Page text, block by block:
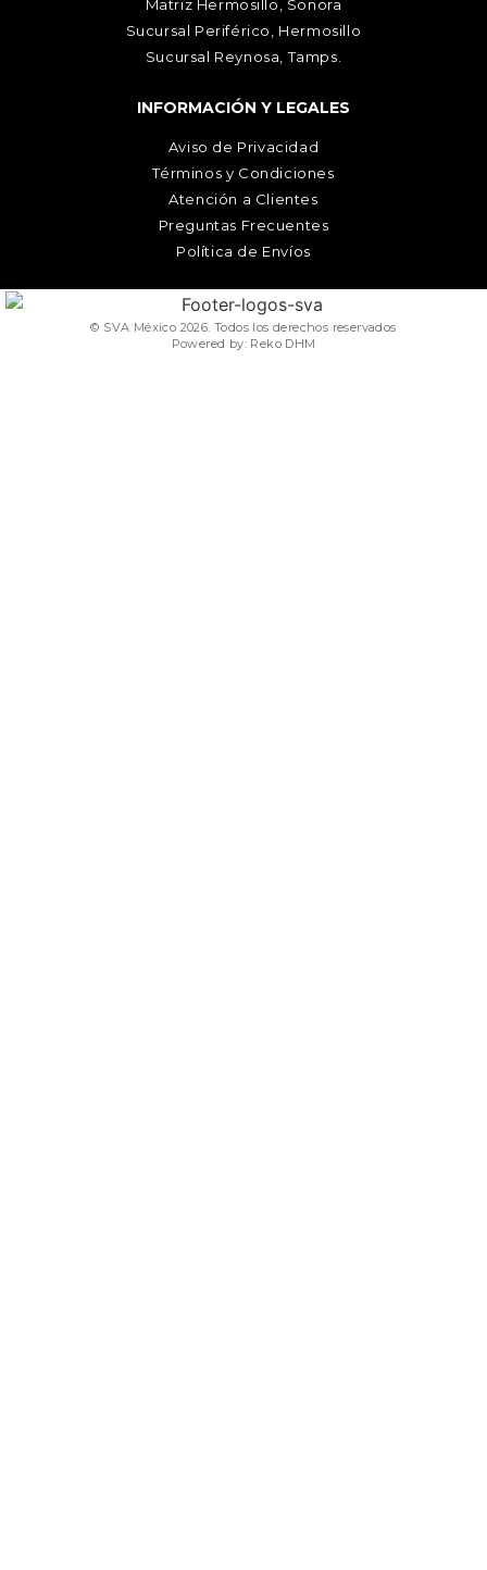
Matriz Hermosillo, Sonora
Sucursal Periférico, Hermosillo
Sucursal Reynosa, Tamps.
INFORMACIÓN Y LEGALES
Aviso de Privacidad
Términos y Condiciones
Atención a Clientes
Preguntas Frecuentes
Política de Envíos
Powered by: Reko DHM
© SVA México 2026. Todos los derechos reservados